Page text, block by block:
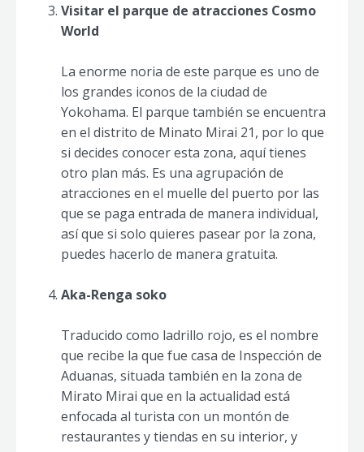
Visitar el parque de atracciones Cosmo
World
La enorme noria de este parque es uno de
los grandes iconos de la ciudad de
Yokohama. El parque también se encuentra
en el distrito de Minato Mirai 21, por lo que
si decides conocer esta zona, aquí tienes
otro plan más. Es una agrupación de
atracciones en el muelle del puerto por las
que se paga entrada de manera individual,
así que si solo quieres pasear por la zona,
puedes hacerlo de manera gratuita.
Aka-Renga soko
Traducido como ladrillo rojo, es el nombre
que recibe la que fue casa de Inspección de
Aduanas, situada también en la zona de
Mirato Mirai que en la actualidad está
enfocada al turista con un montón de
restaurantes y tiendas en su interior, y